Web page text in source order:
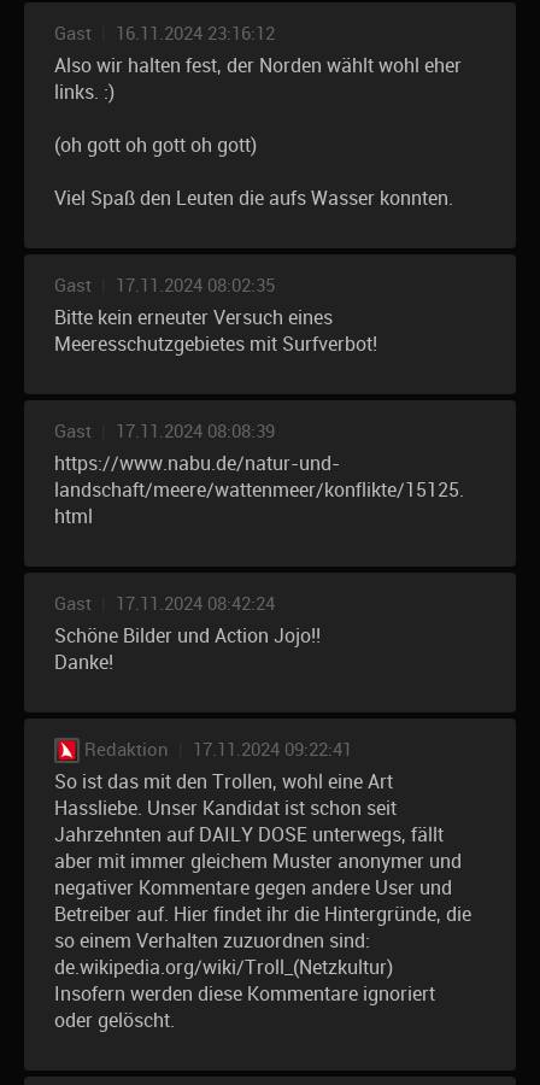
Gast 16.11.2024 23:16:12
Also wir halten fest, der Norden wählt wohl eher
links. :)
(oh gott oh gott oh gott)
Viel Spaß den Leuten die aufs Wasser konnten.
Gast 17.11.2024 08:02:35
Bitte kein erneuter Versuch eines
Meeresschutzgebietes mit Surfverbot!
Gast 17.11.2024 08:08:39
https://www.nabu.de/natur-und-
landschaft/meere/wattenmeer/konflikte/15125.
html
Gast 17.11.2024 08:42:24
Schöne Bilder und Action Jojo!!
Danke!
Redaktion 17.11.2024 09:22:41
So ist das mit den Trollen, wohl eine Art
Hassliebe. Unser Kandidat ist schon seit
Jahrzehnten auf DAILY DOSE unterwegs, fällt
aber mit immer gleichem Muster anonymer und
negativer Kommentare gegen andere User und
Betreiber auf. Hier findet ihr die Hintergründe, die
so einem Verhalten zuzuordnen sind:
de.wikipedia.org/wiki/Troll_(Netzkultur)
Insofern werden diese Kommentare ignoriert
oder gelöscht.